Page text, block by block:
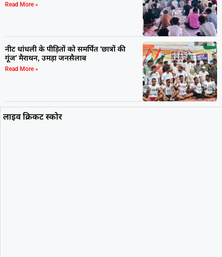
Read More »
नीट धांधली के पीड़ितों को समर्पित ‘छात्रों की
गूंज’ मैराथन, उमड़ा जनसैलाब
Read More »
लाइव क्रिकट स्कोर